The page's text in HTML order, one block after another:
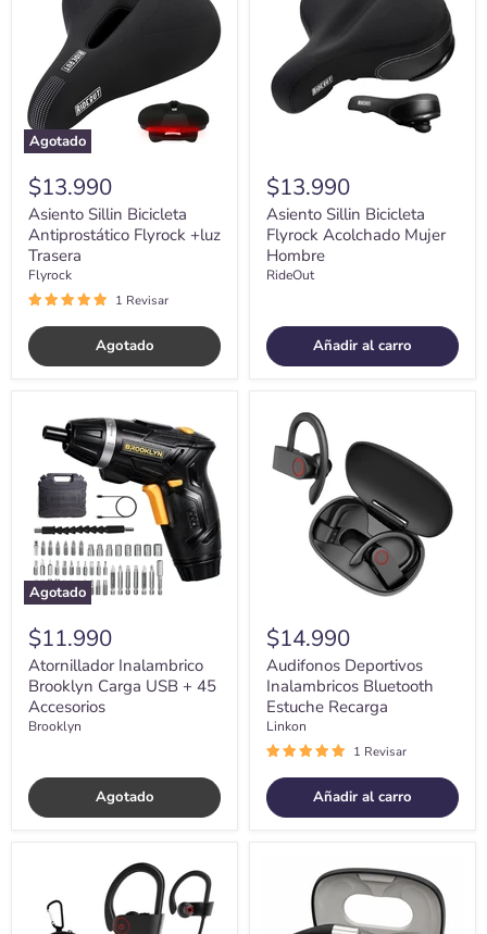
Agotado
Antiprostático
Flyrock
Trasera
$13.990
Asiento Sillin Bicicleta
Antiprostático Flyrock +luz
Trasera
Flyrock
1 Revisar
Agotado
Flyrock
Acolchado
Mujer
Hombre
$13.990
Asiento Sillin Bicicleta
Flyrock Acolchado Mujer
Hombre
RideOut
Añadir al carro
Agotado
Inalambrico
Brooklyn
USB
45
Accesorios
$11.990
Atornillador Inalambrico
Brooklyn Carga USB + 45
Accesorios
Brooklyn
Agotado
Audifonos
Deportivos
Inalambricos
Bluetooth
Estuche
Recarga
$14.990
Audifonos Deportivos
Inalambricos Bluetooth
Estuche Recarga
Linkon
1 Revisar
Añadir al carro
Inalambricos
Bluetooth
Deportivos
Inalambricos